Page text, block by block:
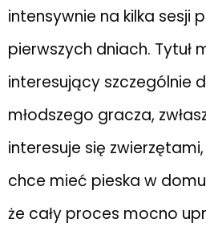
intensywnie na kilka sesji
pierwszych dniach. Tytuł
interesujący szczególnie
młodszego gracza,
interesuje się
chce mieć pieska w
że cały proces mocno